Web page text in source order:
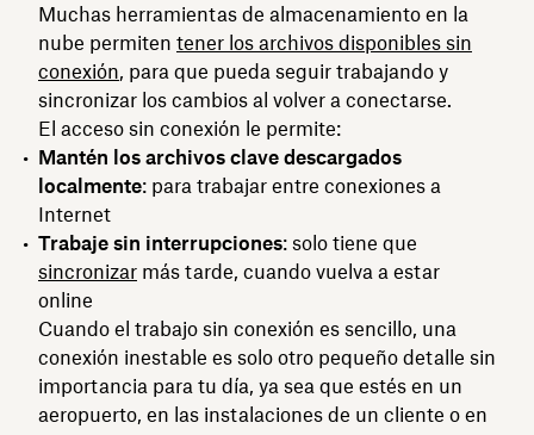
Muchas herramientas de almacenamiento en la
nube permiten tener los archivos disponibles sin
conexión, para que pueda seguir trabajando y
sincronizar los cambios al volver a conectarse.
El acceso sin conexión le permite:
Mantén los archivos clave descargados
localmente: para trabajar entre conexiones a
Internet
Trabaje sin interrupciones: solo tiene que
sincronizar más tarde, cuando vuelva a estar
online
Cuando el trabajo sin conexión es sencillo, una
conexión inestable es solo otro pequeño detalle sin
importancia para tu día, ya sea que estés en un
aeropuerto, en las instalaciones de un cliente o en